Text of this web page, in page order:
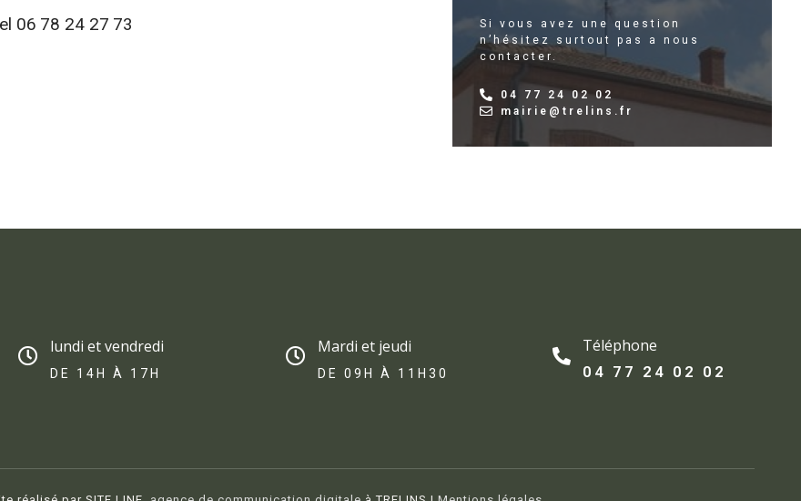
06 78 24 27 73
Si vous avez une question
n’hésitez surtout pas a nous
contacter.
04 77 24 02 02
mairie@trelins.fr
lundi et vendredi
DE 14H À 17H​
Mardi et jeudi
DE 09H À 11H30
Téléphone
04 77 24 02 02